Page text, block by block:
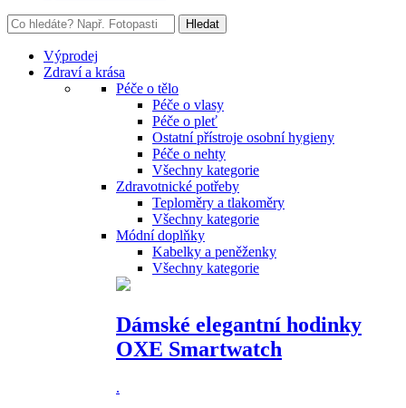
Výprodej
Zdraví a krása
Péče o tělo
Péče o vlasy
Péče o pleť
Ostatní přístroje osobní hygieny
Péče o nehty
Všechny kategorie
Zdravotnické potřeby
Teploměry a tlakoměry
Všechny kategorie
Módní doplňky
Kabelky a peněženky
Všechny kategorie
Dámské elegantní hodinky
OXE Smartwatch
.